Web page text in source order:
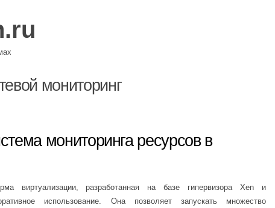
мониторинг
мониторинга ресурсов в
виртуализации, разработанная на базе гипервизора Xen и
использование. Она позволяет запускать множество